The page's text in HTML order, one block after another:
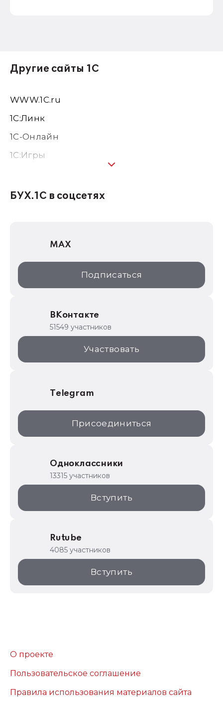
Другие сайты 1С
WWW.1С.ru
1С:Линк
1С-Онлайн
1C:Игры
1С:Консалтинг
1С:Дистрибьюция
1С:Образование
ИТС.1C.ru
1С:Торговая площадка
БУХ.1С в соцсетях
MAX
Подписаться
ВКонтакте
51549 участников
Участвовать
Telegram
Присоединиться
Одноклассники
13315 участников
Вступить
Rutube
4085 участников
Вступить
О проекте
Пользовательское соглашение
Правила использования материалов сайта